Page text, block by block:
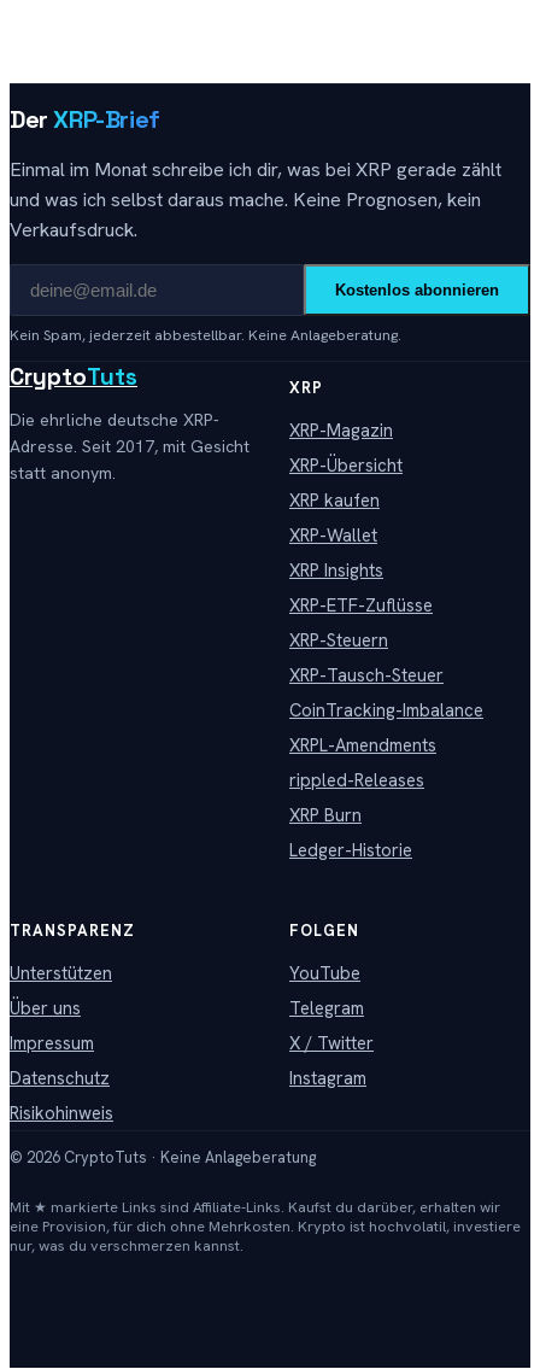
DerXRP-Brief
Einmal im Monat schreibe ich dir, was bei XRP gerade zählt
und was ich selbst daraus mache. Keine Prognosen, kein
Verkaufsdruck.
Kostenlos abonnieren
Kein Spam, jederzeit abbestellbar. Keine Anlageberatung.
CryptoTuts
Die ehrliche deutsche XRP-
Adresse. Seit 2017, mit Gesicht
statt anonym.
XRP
XRP-Magazin
XRP-Übersicht
XRP kaufen
XRP-Wallet
XRP Insights
XRP-ETF-Zuflüsse
XRP-Steuern
XRP-Tausch-Steuer
CoinTracking-Imbalance
XRPL-Amendments
rippled-Releases
XRP Burn
Ledger-Historie
TRANSPARENZ
Unterstützen
Über uns
Impressum
Datenschutz
Risikohinweis
FOLGEN
YouTube
Telegram
X / Twitter
Instagram
© 2026 CryptoTuts · Keine Anlageberatung
Mit ★ markierte Links sind Affiliate-Links. Kaufst du darüber, erhalten wir
eine Provision, für dich ohne Mehrkosten. Krypto ist hochvolatil, investiere
nur, was du verschmerzen kannst.